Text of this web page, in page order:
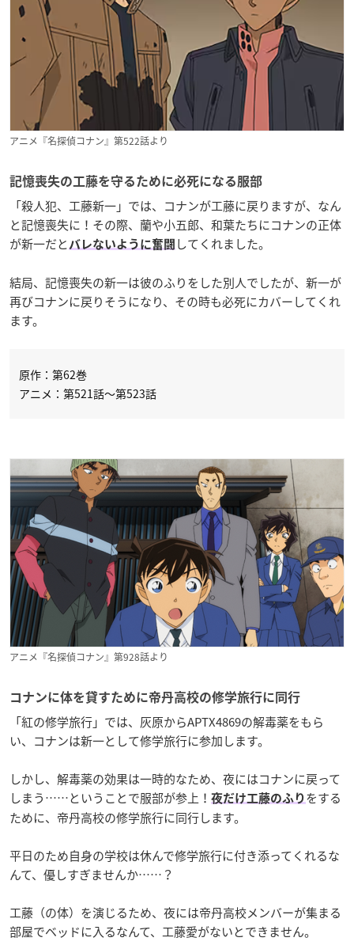
アニメ『名探偵コナン』第522話より
記憶喪失の工藤を守るために必死になる服部
「殺人犯、工藤新一」では、コナンが工藤に戻りますが、なん
と記憶喪失に！その際、蘭や小五郎、和葉たちにコナンの正体
が新一だと バレないように奮闘 してくれました。
結局、記憶喪失の新一は彼のふりをした別人でしたが、新一が
再びコナンに戻りそうになり、その時も必死にカバーしてくれ
ます。
原作：第62巻
アニメ：第521話〜第523話
アニメ『名探偵コナン』第928話より
コナンに体を貸すために帝丹高校の修学旅行に同行
「紅の修学旅行」では、灰原からAPTX4869の解毒薬をもら
い、コナンは新一として修学旅行に参加します。
しかし、解毒薬の効果は一時的なため、夜にはコナンに戻って
しまう……ということで服部が参上！ 夜だけ工藤のふり をする
ために、帝丹高校の修学旅行に同行します。
平日のため自身の学校は休んで修学旅行に付き添ってくれるな
んて、優しすぎませんか……？
工藤（の体）を演じるため、夜には帝丹高校メンバーが集まる
部屋でベッドに入るなんて、工藤愛がないとできません。